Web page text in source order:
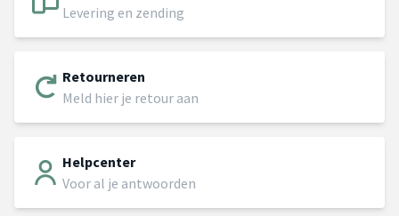
Levering en zending
Retourneren
Meld hier je retour aan
Helpcenter
Voor al je antwoorden